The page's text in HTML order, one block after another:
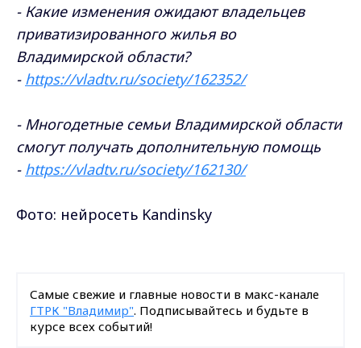
- Какие изменения ожидают владельцев
приватизированного жилья во
Владимирской области?
- https://vladtv.ru/society/162352/
- Многодетные семьи Владимирской области
смогут получать дополнительную помощь
- https://vladtv.ru/society/162130/
Фото: нейросеть Kandinsky
Самые свежие и главные новости в макс-канале
ГТРК "Владимир". Подписывайтесь и будьте в
курсе всех событий!